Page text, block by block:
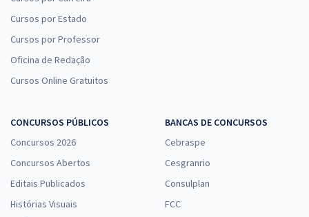
Cursos por Estado
Cursos por Professor
Oficina de Redação
Cursos Online Gratuitos
CONCURSOS PÚBLICOS
Concursos 2026
Concursos Abertos
Editais Publicados
Histórias Visuais
BANCAS DE CONCURSOS
Cebraspe
Cesgranrio
Consulplan
FCC